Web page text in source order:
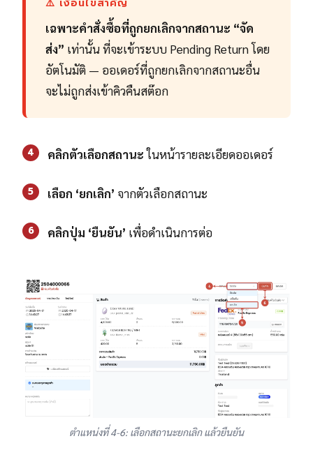
⚠️ เงื่อนไขสำคัญ
เฉพาะคำสั่งซื้อที่ถูกยกเลิกจากสถานะ “จัด
ส่ง” เท่านั้น ที่จะเข้าระบบ Pending Return โดย
อัตโนมัติ — ออเดอร์ที่ถูกยกเลิกจากสถานะอื่น
จะไม่ถูกส่งเข้าคิวคืนสต๊อก
4 คลิกตัวเลือกสถานะในหน้ารายละเอียดออเดอร์
5 เลือก ‘ยกเลิก’ จากตัวเลือกสถานะ
6 คลิกปุ่ม ‘ยืนยัน’ เพื่อดำเนินการต่อ
ตำแหน่งที่ 4-6: เลือกสถานะยกเลิก แล้วยืนยัน